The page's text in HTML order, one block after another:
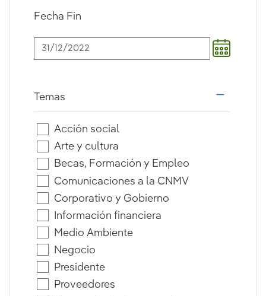
Fecha Fin
Temas
Acción social
Arte y cultura
Becas, Formación y Empleo
Comunicaciones a la CNMV
Corporativo y Gobierno
Información financiera
Medio Ambiente
Negocio
Presidente
Proveedores